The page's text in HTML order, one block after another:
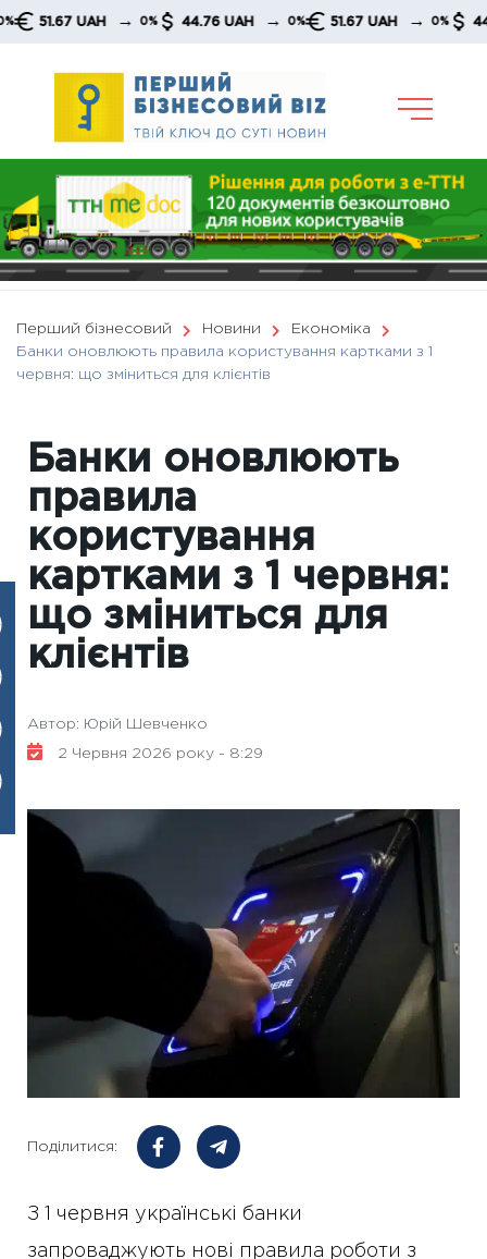
Skip
UAH → 0% 44.76 UAH → 0% 51.67 UAH → 0% 44.76
Перший бізнесовий Новини
Економіка
Банки оновлюють правила користування картками з 1
червня: що зміниться для клієнтів
Банки оновлюють
правила
користування
картками з 1 червня:
що зміниться для
клієнтів
Автор: Юрій Шевченко
2 Червня 2026 року - 8:29
Поділитися:
З 1 червня українські банки
запроваджують нові правила роботи з